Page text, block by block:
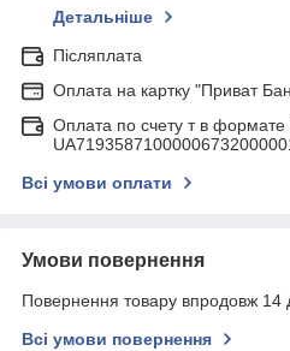
Детальніше
Післяплата
Оплата на картку "Приват
Оплата по счету т в формате
Всі умови оплати
Умови повернення
Повернення товару впродовж 14
Всі умови повернення